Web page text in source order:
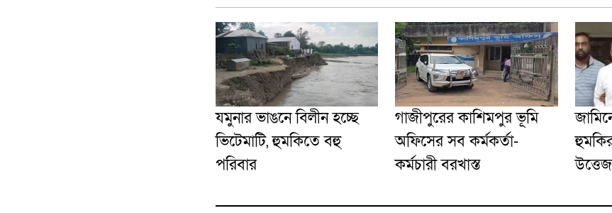
যমুনার ভাঙনে বিলীন হচ্ছে
ভিটেমাটি, হুমকিতে বহু
পরিবার
গাজীপুরের কাশিমপুর ভূমি
অফিসের সব কর্মকর্তা-
কর্মচারী বরখাস্ত